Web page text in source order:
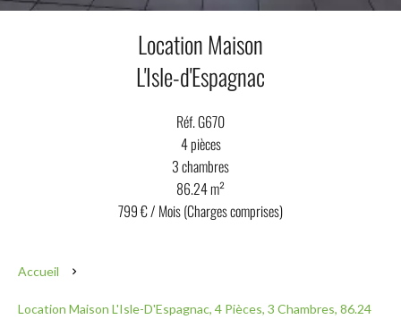
Location Maison
L'Isle-d'Espagnac
Réf. G670
4 pièces
3 chambres
86.24 m²
799 € / Mois (Charges comprises)
Accueil
Location Maison L'Isle-D'Espagnac, 4 Pièces, 3 Chambres, 86.24